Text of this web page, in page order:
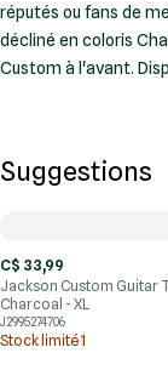
réputés ou fans de
décliné en coloris
Custom à l'avant.
Suggestions
C$ 33,99
Jackson Custom Guitar
Charcoal - XL
J2995274706
Stock limité1